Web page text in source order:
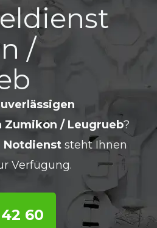
/
Zumikon / Leugrueb?
Notdienst steht Ihnen
Verfügung.
60